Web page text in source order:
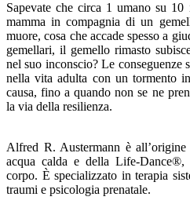
Sapevate che circa 1 umano su
mamma in compagnia di un
muore, cosa che accade spesso a
gemellari, il gemello rimasto
nel suo inconscio? Le conseguenze
nella vita adulta con un tormento
causa, fino a quando non se ne
la via della resilienza.
Alfred R. Austermann è
acqua calda e della Life-
corpo. È specializzato in terapia
traumi e psicologia prenatale.